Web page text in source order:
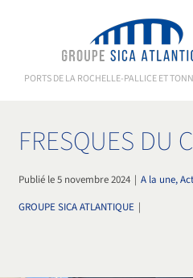
PORTS DE LA ROCHELLE-PALLICE ET
FRESQUES DU
Publié le 5 novembre 2024 | A la une,
GROUPE SICA ATLANTIQUE |